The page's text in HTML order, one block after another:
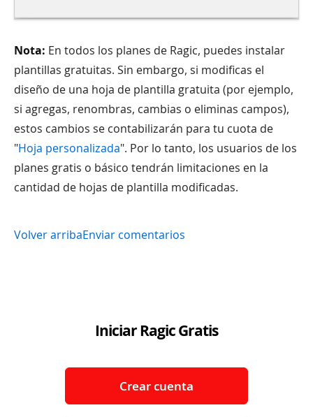
Nota: En todos los planes de Ragic, puedes instalar
plantillas gratuitas. Sin embargo, si modificas el
diseño de una hoja de plantilla gratuita (por ejemplo,
si agregas, renombras, cambias o eliminas campos),
estos cambios se contabilizarán para tu cuota de
"Hoja personalizada". Por lo tanto, los usuarios de los
planes gratis o básico tendrán limitaciones en la
cantidad de hojas de plantilla modificadas.
Volver arribaEnviar comentarios
Iniciar Ragic Gratis
Crear cuenta